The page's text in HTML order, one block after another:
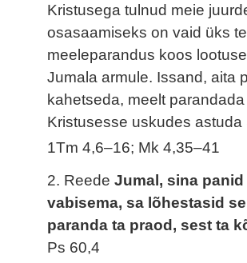
Kristusega tulnud meie
osasaamiseks on vaid üks
meeleparandus koos
Jumala armule. Issand, aita
kahetseda, meelt parandada
Kristusesse uskudes astuda
1Tm 4,6–16; Mk 4,35–41
2. ReedeJumal, sina panid
vabisema, sa lõhestasid
paranda ta praod, sest ta
Ps 60,4